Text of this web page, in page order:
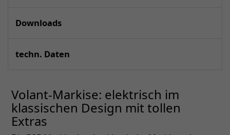
Downloads
techn. Daten
Volant-Markise: elektrisch im
klassischen Design mit tollen
Extras